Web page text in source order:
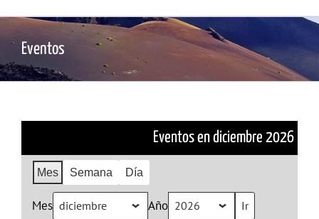
Eventos
Eventos en diciembre 2026
Mes Semana Día
Mes Año